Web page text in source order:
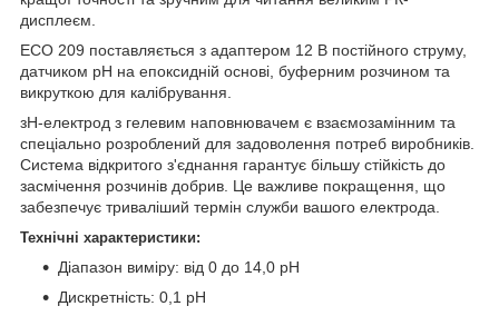
дисплеєм.
ECO 209 поставляється з адаптером 12 В постійного струму,
датчиком pH на епоксидній основі, буферним розчином та
викруткою для калібрування.
зH-електрод з гелевим наповнювачем є взаємозамінним та
спеціально розроблений для задоволення потреб виробників.
Система відкритого з'єднання гарантує більшу стійкість до
засмічення розчинів добрив. Це важливе покращення, що
забезпечує триваліший термін служби вашого електрода.
Технічні характеристики:
Діапазон виміру: від 0 до 14,0 рН
Дискретність: 0,1 рН